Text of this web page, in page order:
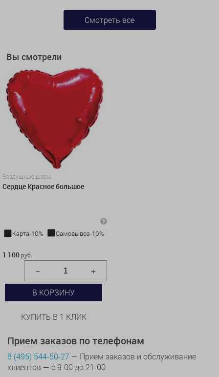
Смотреть все
Вы смотрели
Воздушные шары
Сердце Красное большое
Карта-10%
Самовывоз-10%
1 100 руб.
В КОРЗИНУ
КУПИТЬ В 1 КЛИК
Прием заказов по телефонам
8 (495) 544-50-27 — Прием заказов и обслуживание
клиентов — с 9-00 до 21-00